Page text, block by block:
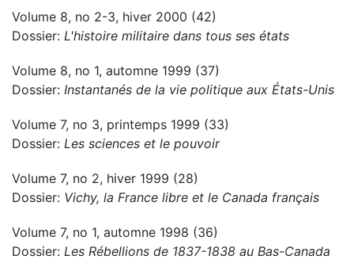
Volume 8, no 2-3, hiver 2000 (42)
Dossier: L'histoire militaire dans tous ses états
Volume 8, no 1, automne 1999 (37)
Dossier: Instantanés de la vie politique aux États-Unis
Volume 7, no 3, printemps 1999 (33)
Dossier: Les sciences et le pouvoir
Volume 7, no 2, hiver 1999 (28)
Dossier: Vichy, la France libre et le Canada français
Volume 7, no 1, automne 1998 (36)
Dossier: Les Rébellions de 1837-1838 au Bas-Canada